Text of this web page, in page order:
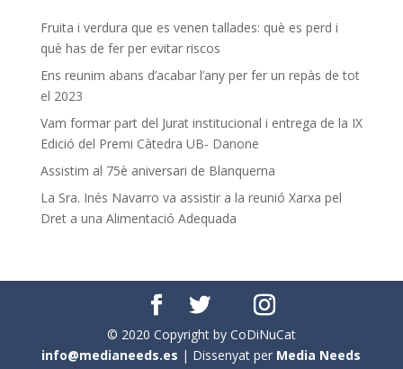
Fruita i verdura que es venen tallades: què es perd i
què has de fer per evitar riscos
Ens reunim abans d’acabar l’any per fer un repàs de tot
el 2023
Vam formar part del Jurat institucional i entrega de la IX
Edició del Premi Càtedra UB- Danone
Assistim al 75è aniversari de Blanquerna
La Sra. Inés Navarro va assistir a la reunió Xarxa pel
Dret a una Alimentació Adequada
© 2020 Copyright by CoDiNuCat
info@medianeeds.es | Dissenyat per Media Needs